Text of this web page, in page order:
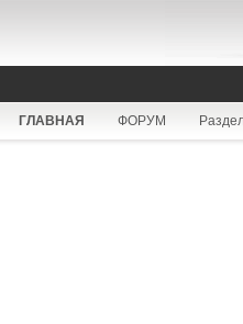
ГЛАВНАЯ ФОРУМ